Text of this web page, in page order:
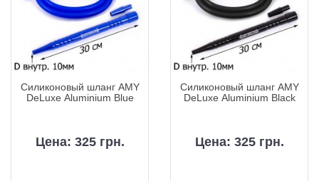
Силиконовый шланг AMY
DeLuxe Aluminium Blue
Цена: 325 грн.
Силиконовый шланг AMY
DeLuxe Aluminium Black
Цена: 325 грн.